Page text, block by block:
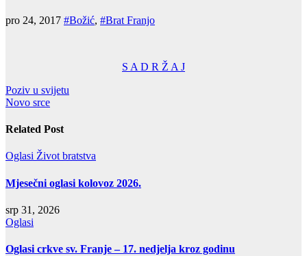
pro 24, 2017 #Božić, #Brat Franjo
S A D R Ž A J
Navigacija
objava
Poziv u svijetu
Novo srce
Related Post
Oglasi Život bratstva
Mjesečni oglasi kolovoz 2026.
srp 31, 2026
Oglasi
Oglasi crkve sv. Franje – 17. nedjelja kroz godinu